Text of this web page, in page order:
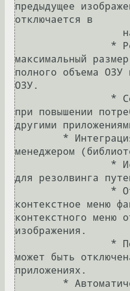
предыдущее
отключается в
максимальный
полного объема ОЗУ
ОЗУ.
при повышении
другими
менеджером
для резолвинга
контекстное меню
контекстного меню
изображения.
может быть
приложениях.